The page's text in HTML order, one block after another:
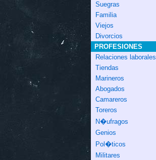
Suegras
Familia
Viejos
Divorcios
PROFESIONES
Relaciones laborales
Tiendas
Marineros
Abogados
Camareros
Toreros
N�ufragos
Genios
Pol�ticos
Militares